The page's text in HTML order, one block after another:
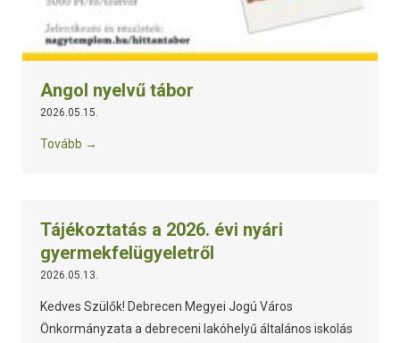
Angol nyelvű tábor
2026.05.15.
Tovább →
Tájékoztatás a 2026. évi nyári
gyermekfelügyeletről
2026.05.13.
Kedves Szülők! Debrecen Megyei Jogú Város
Önkormányzata a debreceni lakóhelyű általános iskolás